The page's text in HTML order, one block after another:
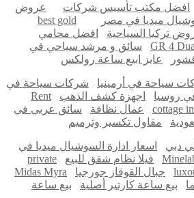
افضل مكتب تأسيس شركات
عروض
ميديا في مصر
best gold
تركيا السياحية
افضل محامي
GR 4
سائق و مرشد سياحي في
عايز ابيع ساعة رولكس
سياحة في أرمينيا
شركات سياحة في
روسيا اجهزة كشف الذهب
Rent
cottage
عمال نظافة
سائق عربي في
مقاول تكسير وترميم
دبي
اسعار ادارة السوشيال ميديا في
فيلا نظام شقق للبيع
private
جبال القوقاز جورجيا
Midas Myra
بيع ساعة كارتير أصلية
بيع ساعة